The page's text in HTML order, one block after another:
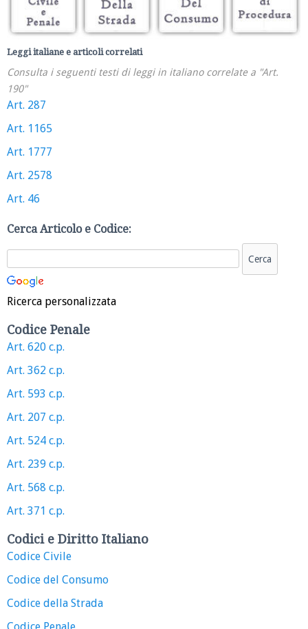
Leggi italiane e articoli correlati
Consulta i seguenti testi di leggi in italiano correlate a "Art.
190"
Art. 287
Art. 1165
Art. 1777
Art. 2578
Art. 46
Cerca Articolo e Codice:
Ricerca personalizzata
Codice Penale
Art. 620 c.p.
Art. 362 c.p.
Art. 593 c.p.
Art. 207 c.p.
Art. 524 c.p.
Art. 239 c.p.
Art. 568 c.p.
Art. 371 c.p.
Codici e Diritto Italiano
Codice Civile
Codice del Consumo
Codice della Strada